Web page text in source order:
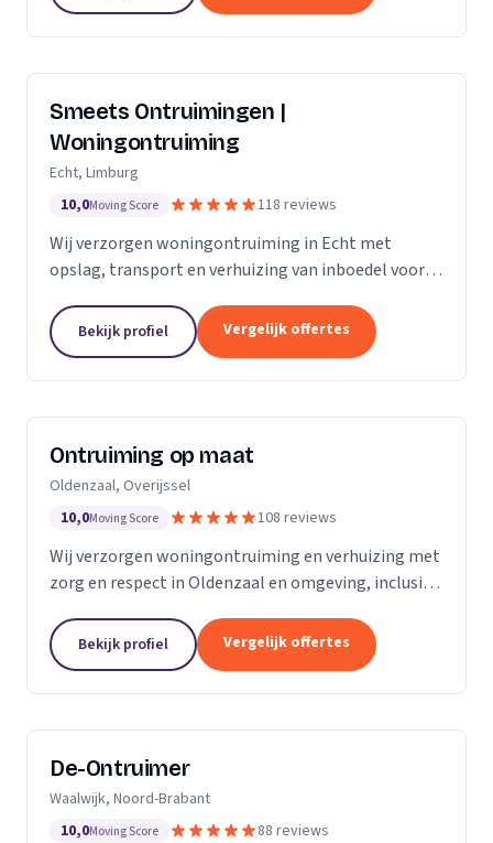
Smeets Ontruimingen |
Woningontruiming
Echt, Limburg
10,0Moving Score 118 reviews
Wij verzorgen woningontruiming in Echt met
opslag, transport en verhuizing van inboedel voor
Brabant.
Bekijk profiel Vergelijk offertes
Ontruiming op maat
Oldenzaal, Overijssel
10,0Moving Score 108 reviews
Wij verzorgen woningontruiming en verhuizing met
zorg en respect in Oldenzaal en omgeving, inclusief
Bekijk profiel Vergelijk offertes
De-Ontruimer
Waalwijk, Noord-Brabant
10,0Moving Score 88 reviews